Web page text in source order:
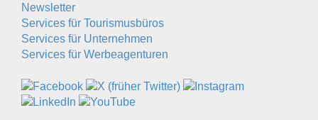
Newsletter
Services für Tourismusbüros
Services für Unternehmen
Services für Werbeagenturen